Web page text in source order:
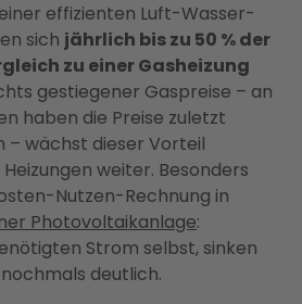
effizienten Luft-Wasser-
sich jährlich bis zu 50 % der
zu einer Gasheizung
gestiegener Gaspreise – an
haben die Preise zuletzt
– wächst dieser Vorteil
weiter. Besonders
Nutzen-Rechnung in
Photovoltaikanlage:
Strom selbst, sinken
deutlich.